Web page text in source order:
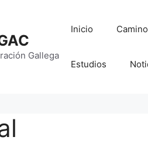
Gallega
Inicio
Estudios